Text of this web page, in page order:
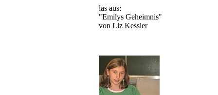
las aus:
"Emilys Geheimnis"
von Liz Kessler